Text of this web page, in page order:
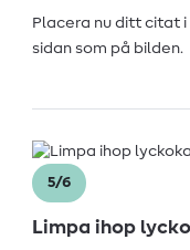
Placera nu ditt citat i
sidan som på bilden.
5/6
Limpa ihop